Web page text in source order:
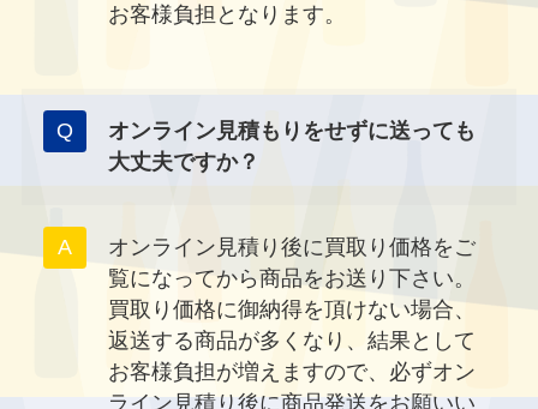
お客様負担となります。
オンライン見積もりをせずに送っても
大丈夫ですか？
オンライン見積り後に買取り価格をご
覧になってから商品をお送り下さい。
買取り価格に御納得を頂けない場合、
返送する商品が多くなり、結果として
お客様負担が増えますので、必ずオン
ライン見積り後に商品発送をお願いい